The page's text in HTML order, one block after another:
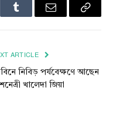
Tumblr Email
Copy
ARTICLE
নিবিড় পর্যবেক্ষণে আছেন
খালেদা জিয়া